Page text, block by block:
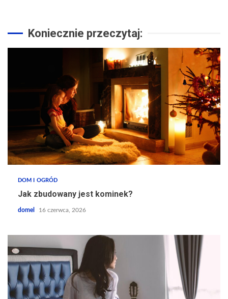
Koniecznie przeczytaj:
DOM I OGRÓD
Jak zbudowany jest kominek?
domel 16 czerwca, 2026